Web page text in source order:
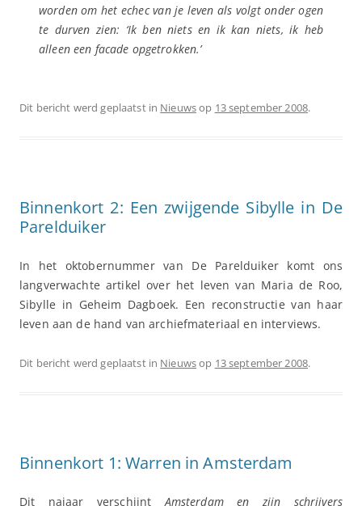
worden om het echec van je leven als volgt onder ogen
te durven zien: ‘Ik ben niets en ik kan niets, ik heb
alleen een facade opgetrokken.’
Dit bericht werd geplaatst in Nieuwsop 13 september 2008.
Binnenkort 2: Een zwijgende Sibylle in De
Parelduiker
In het oktobernummer van De Parelduiker komt ons
langverwachte artikel over het leven van Maria de Roo,
Sibylle in Geheim Dagboek. Een reconstructie van haar
leven aan de hand van archiefmateriaal en interviews.
Dit bericht werd geplaatst in Nieuwsop 13 september 2008.
Binnenkort 1: Warren in Amsterdam
Dit najaar verschijnt Amsterdam en zijn schrijvers